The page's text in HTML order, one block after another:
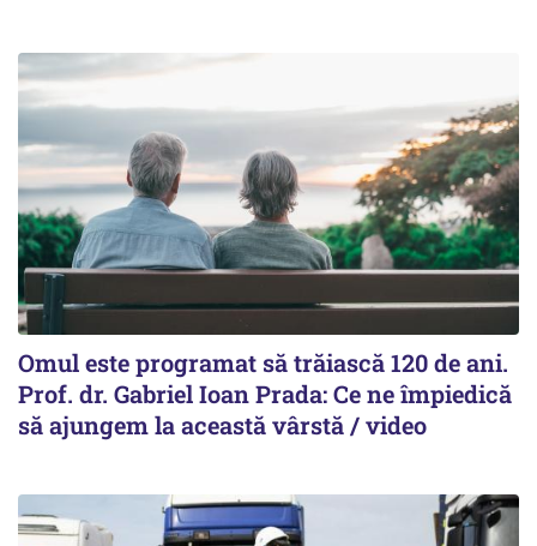
Omul este programat să trăiască 120 de ani.
Prof. dr. Gabriel Ioan Prada: Ce ne împiedică
să ajungem la această vârstă / video